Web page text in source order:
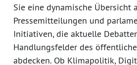
Sie eine dynamische Übersicht
Pressemitteilungen und
Initiativen, die aktuelle
Handlungsfelder des
abdecken. Ob Klimapolitik,